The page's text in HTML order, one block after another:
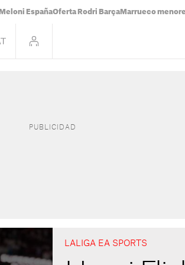
Meloni EspañaOferta Rodri Barça Marrueco
LALIGA EA SPORTS